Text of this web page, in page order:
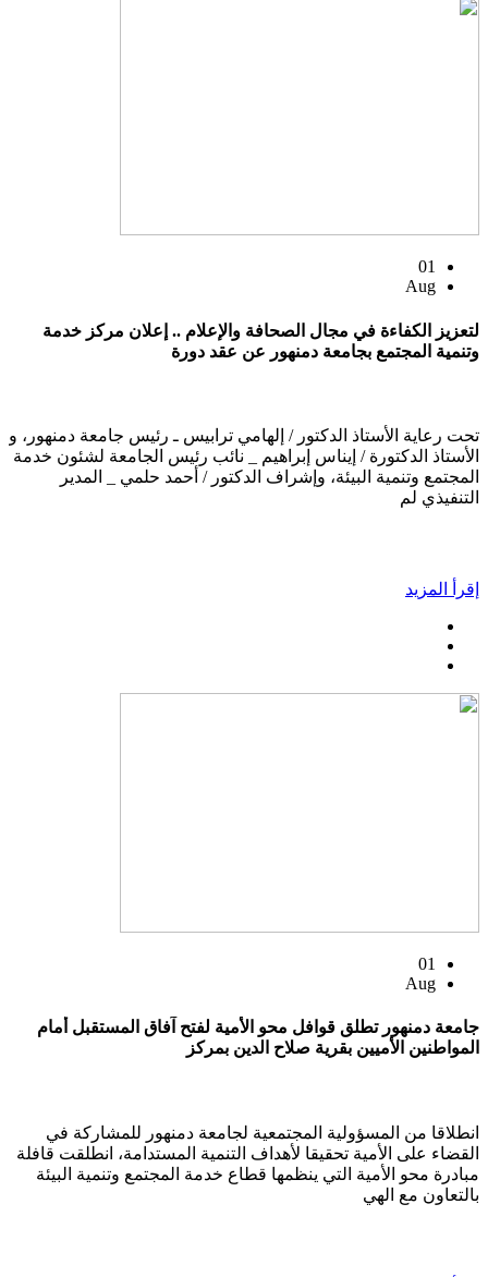
01
Aug
لتعزيز الكفاءة في مجال الصحافة والإعلام .. إعلان مركز خدمة
وتنمية المجتمع بجامعة دمنهور عن عقد دورة
تحت رعاية الأستاذ الدكتور / إلهامي ترابيس ـ رئيس جامعة دمنهور، و
الأستاذ الدكتورة / إيناس إبراهيم _ نائب رئيس الجامعة لشئون خدمة
المجتمع وتنمية البيئة، وإشراف الدكتور / أحمد حلمي _ المدير
التنفيذي لم
إقرأ المزيد
01
Aug
جامعة دمنهور تطلق قوافل محو الأمية لفتح آفاق المستقبل أمام
المواطنين الأميين بقرية صلاح الدين بمركز
انطلاقا من المسؤولية المجتمعية لجامعة دمنهور للمشاركة في
القضاء على الأمية تحقيقا لأهداف التنمية المستدامة، انطلقت قافلة
مبادرة محو الأمية التي ينظمها قطاع خدمة المجتمع وتنمية البيئة
بالتعاون مع الهي